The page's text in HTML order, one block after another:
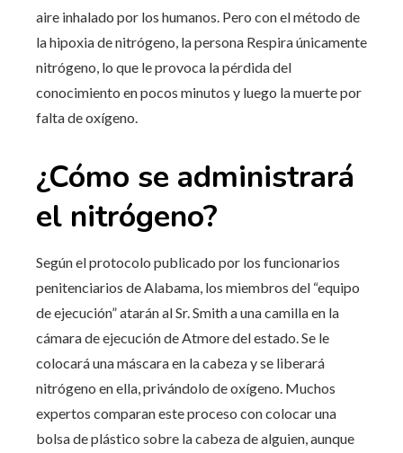
aire inhalado por los humanos. Pero con el método de
la hipoxia de nitrógeno, la persona Respira únicamente
nitrógeno, lo que le provoca la pérdida del
conocimiento en pocos minutos y luego la muerte por
falta de oxígeno.
¿Cómo se administrará
el nitrógeno?
Según el protocolo publicado por los funcionarios
penitenciarios de Alabama, los miembros del “equipo
de ejecución” atarán al Sr. Smith a una camilla en la
cámara de ejecución de Atmore del estado. Se le
colocará una máscara en la cabeza y se liberará
nitrógeno en ella, privándolo de oxígeno. Muchos
expertos comparan este proceso con colocar una
bolsa de plástico sobre la cabeza de alguien, aunque